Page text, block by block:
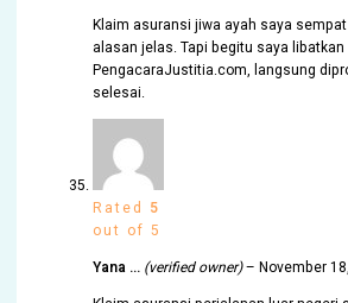
Klaim asuransi jiwa ayah saya
alasan jelas. Tapi begitu saya libatkan
PengacaraJustitia.com, langsung
selesai.
Rated 5
out of 5
Yana … (verified owner)– November